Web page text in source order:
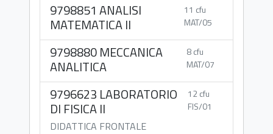
9798851 ANALISI
MATEMATICA II
11 cfu
MAT/05
9798880 MECCANICA
ANALITICA
8 cfu
MAT/07
9796623 LABORATORIO
DI FISICA II
12 cfu
FIS/01
DIDATTICA FRONTALE